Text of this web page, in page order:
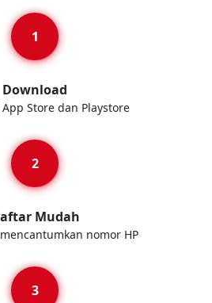
Download
Store dan Playstore
Mudah
nomor HP